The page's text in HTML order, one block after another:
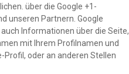
über die Google +1-
unseren Partnern. Google
Informationen über die Seite,
mit Ihrem Profilnamen und
Profil, oder an anderen Stellen